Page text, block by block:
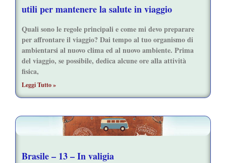
utili per mantenere la salute in viaggio
Quali sono le regole principali e come mi devo preparare
per affrontare il viaggio? Dai tempo al tuo organismo di
ambientarsi al nuovo clima ed al nuovo ambiente. Prima
del viaggio, se possibile, dedica alcune ore alla attività
fisica,
Leggi Tutto »
Brasile – 13 – In valigia